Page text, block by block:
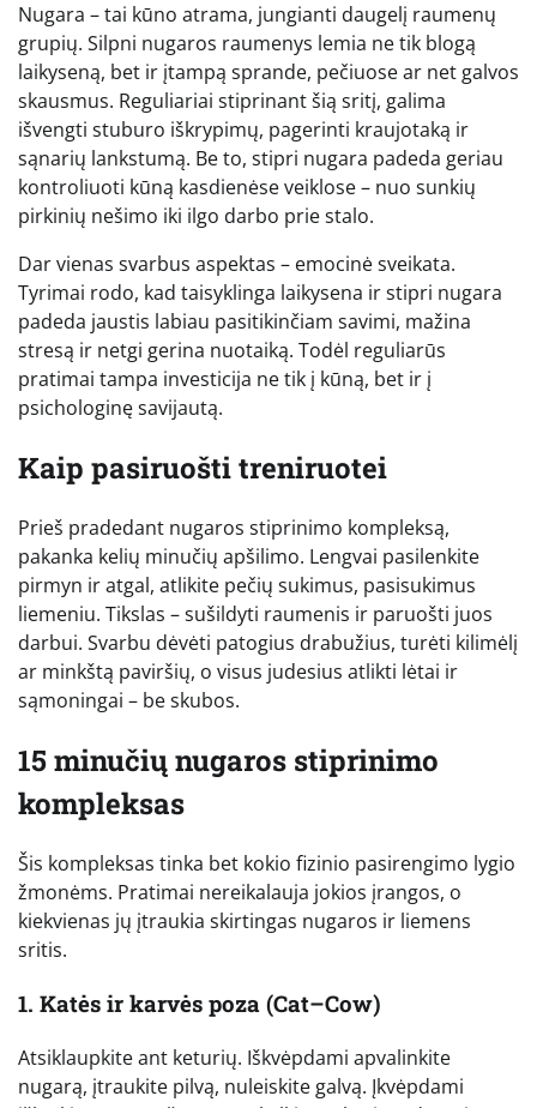
Nugara – tai kūno atrama, jungianti daugelį raumenų
grupių. Silpni nugaros raumenys lemia ne tik blogą
laikyseną, bet ir įtampą sprande, pečiuose ar net galvos
skausmus. Reguliariai stiprinant šią sritį, galima
išvengti stuburo iškrypimų, pagerinti kraujotaką ir
sąnarių lankstumą. Be to, stipri nugara padeda geriau
kontroliuoti kūną kasdienėse veiklose – nuo sunkių
pirkinių nešimo iki ilgo darbo prie stalo.
Dar vienas svarbus aspektas – emocinė sveikata.
Tyrimai rodo, kad taisyklinga laikysena ir stipri nugara
padeda jaustis labiau pasitikinčiam savimi, mažina
stresą ir netgi gerina nuotaiką. Todėl reguliarūs
pratimai tampa investicija ne tik į kūną, bet ir į
psichologinę savijautą.
Kaip pasiruošti treniruotei
Prieš pradedant nugaros stiprinimo kompleksą,
pakanka kelių minučių apšilimo. Lengvai pasilenkite
pirmyn ir atgal, atlikite pečių sukimus, pasisukimus
liemeniu. Tikslas – sušildyti raumenis ir paruošti juos
darbui. Svarbu dėvėti patogius drabužius, turėti kilimėlį
ar minkštą paviršių, o visus judesius atlikti lėtai ir
sąmoningai – be skubos.
15 minučių nugaros stiprinimo
kompleksas
Šis kompleksas tinka bet kokio fizinio pasirengimo lygio
žmonėms. Pratimai nereikalauja jokios įrangos, o
kiekvienas jų įtraukia skirtingas nugaros ir liemens
sritis.
1. Katės ir karvės poza (Cat–Cow)
Atsiklaupkite ant keturių. Iškvėpdami apvalinkite
nugarą, įtraukite pilvą, nuleiskite galvą. Įkvėpdami